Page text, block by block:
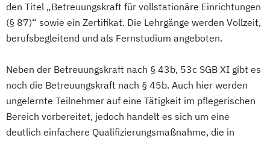
den Titel „Betreuungskraft für vollstationäre Einrichtungen
(§ 87)“ sowie ein Zertifikat. Die Lehrgänge werden Vollzeit,
berufsbegleitend und als Fernstudium angeboten.
Neben der Betreuungskraft nach § 43b, 53c SGB XI gibt es
noch die Betreuungskraft nach § 45b. Auch hier werden
ungelernte Teilnehmer auf eine Tätigkeit im pflegerischen
Bereich vorbereitet, jedoch handelt es sich um eine
deutlich einfachere Qualifizierungsmaßnahme, die in